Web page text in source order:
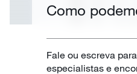
Como
Fale ou escreva
especialistas e